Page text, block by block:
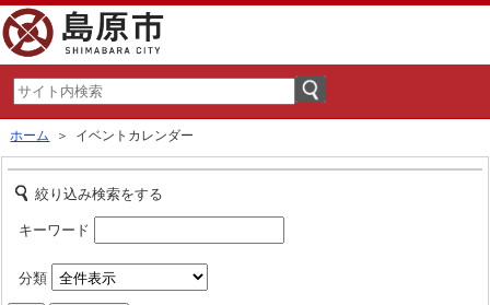
ホーム ＞ イベントカレンダー
絞り込み検索をする
キーワード
分類